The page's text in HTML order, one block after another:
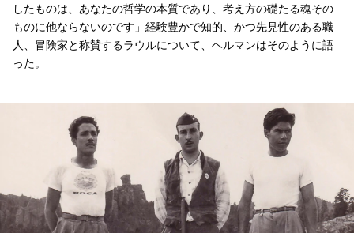
したものは、あなたの哲学の本質であり、考え方の礎たる魂その
ものに他ならないのです」経験豊かで知的、かつ先見性のある職
人、冒険家と称賛するラウルについて、ヘルマンはそのように語
った。